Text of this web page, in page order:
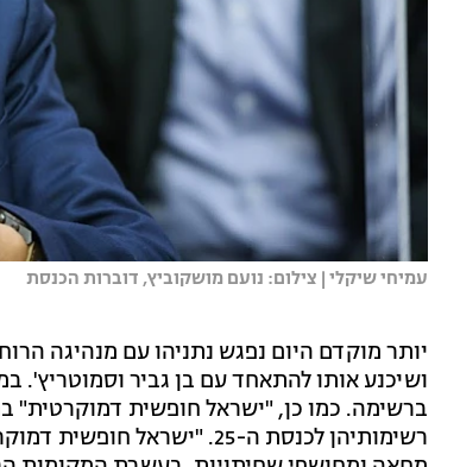
עמיחי שיקלי | צילום: נועם מושקוביץ, דוברות הכנסת
יותר מוקדם היום נפגש נתניהו עם מנהיגה
ברשימה. כמו כן, "ישראל חופשית דמוקרטית"
רשימותיהן לכנסת ה-25.